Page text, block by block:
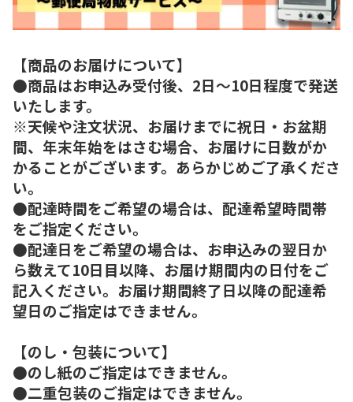
【商品のお届けについて】
●商品はお申込み受付後、2日～10日程度で発送
いたします。
※天候や注文状況、お届けまでに祝日・お盆期
間、年末年始をはさむ場合、お届けに日数がか
かることがございます。あらかじめご了承くださ
い。
●配達時間をご希望の場合は、配達希望時間帯
をご指定ください。
●配達日をご希望の場合は、お申込みの翌日か
ら数えて10日目以降、お届け期間内の日付をご
記入ください。お届け期間終了日以降の配達希
望日のご指定はできません。
【のし・包装について】
●のし紙のご指定はできません。
●二重包装のご指定はできません。